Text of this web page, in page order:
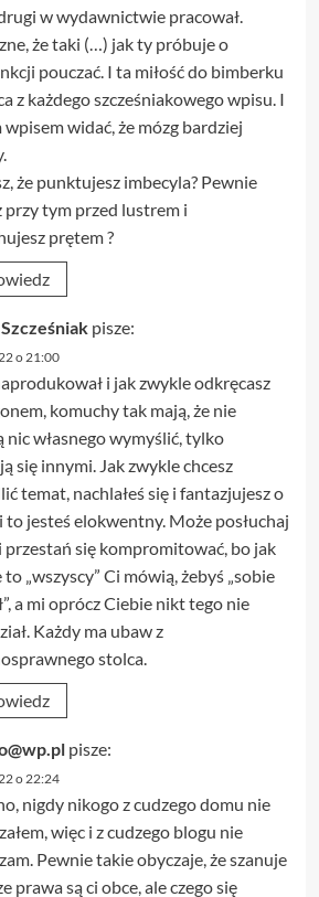
w wydawnictwie pracował.
że taki (…) jak ty próbuje o
pouczać. I ta miłość do bimberku
z każdego szcześniakowego wpisu. I
wpisem widać, że mózg bardziej
że punktujesz imbecyla? Pewnie
przy tym przed lustrem i
prętem ?
pisze:
o 21:00
i jak zwykle odkręcasz
komuchy tak mają, że nie
nic własnego wymyślić, tylko
się innymi. Jak zwykle chcesz
temat, nachlałeś się i fantazjujesz o
to jesteś elokwentny. Może posłuchaj
przestań się kompromitować, bo jak
to „wszyscy” Ci mówią, żebyś „sobie
a mi oprócz Ciebie nikt tego nie
Każdy ma ubaw z
stolca.
pisze:
o 22:24
nigdy nikogo z cudzego domu nie
więc i z cudzego blogu nie
Pewnie takie obyczaje, że szanuje
prawa są ci obce, ale czego się